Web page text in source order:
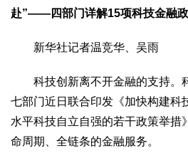
民
文化
中华文化 核心价值 文化产业 文
文化观察
智海钩沉
社会
社会治理 社会保障 城乡发展
赴”——四部门详解15项科技金融
新华社记者温竞华、吴雨
科技创新离不开金融的支持。
七部门近日联合印发《加快构建科
水平科技自立自强的若干政策举措
命周期、全链条的金融服务。